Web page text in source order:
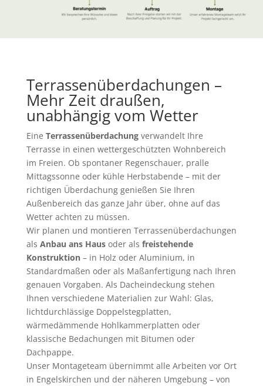
Terrassenüberdachungen –
Mehr Zeit draußen,
unabhängig vom Wetter
Eine Terrassenüberdachungverwandelt Ihre
Terrasse in einen wettergeschützten Wohnbereich
im Freien. Ob spontaner Regenschauer, pralle
Mittagssonne oder kühle Herbstabende – mit der
richtigen Überdachung genießen Sie Ihren
Außenbereich das ganze Jahr über, ohne auf das
Wetter achten zu müssen.
Wir planen und montieren Terrassenüberdachungen
als Anbau ans Hausoder als freistehende
Konstruktion– in Holz oder Aluminium, in
Standardmaßen oder als Maßanfertigung nach Ihren
genauen Vorgaben. Als Dacheindeckung stehen
Ihnen verschiedene Materialien zur Wahl: Glas,
lichtdurchlässige Doppelstegplatten,
wärmedämmende Hohlkammerplatten oder
klassische Bedachungen mit Bitumen oder
Dachpappe.
Unser Montageteam übernimmt alle Arbeiten vor Ort
in Engelskirchen und der näheren Umgebung – von